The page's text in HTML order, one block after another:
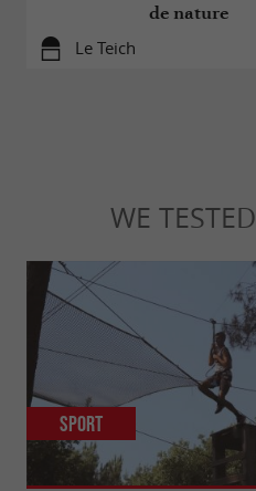
de nature
Le Teich
WE TESTED
Sport